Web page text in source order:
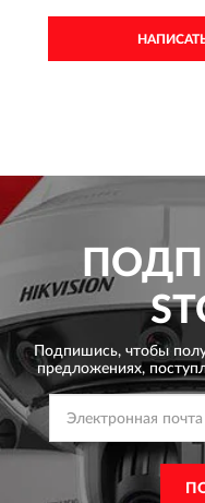
Подпишись, чтобы
предложениях,